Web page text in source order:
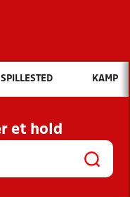
vil du søge efter?
OG NYHEDER
KLUBBER OG
SPILLESTED KAMP
et hold